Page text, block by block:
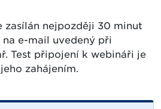
zasílán nejpozději 30 minut
e-mail uvedený při
Test připojení k webináři je
zahájením.